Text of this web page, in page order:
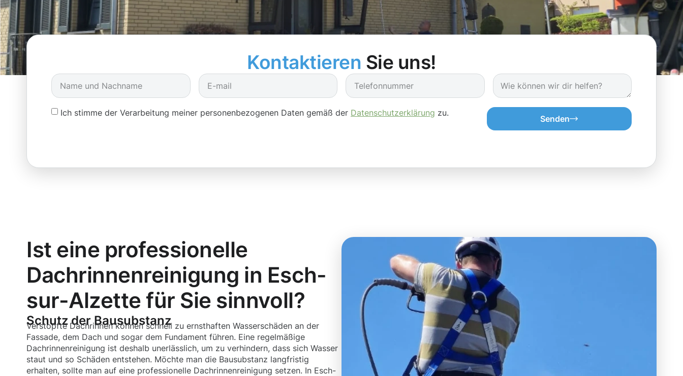
Kontaktieren Sie uns!
Ich stimme der Verarbeitung meiner personenbezogenen Daten gemäß der Datenschutzerklärung zu.
Senden
Ist eine professionelle
Dachrinnenreinigung in Esch-
sur-Alzette für Sie sinnvoll?
Schutz der Bausubstanz
Verstopfte Dachrinnen können schnell zu ernsthaften Wasserschäden an der
Fassade, dem Dach und sogar dem Fundament führen. Eine regelmäßige
Dachrinnenreinigung ist deshalb unerlässlich, um zu verhindern, dass sich Wasser
staut und so Schäden entstehen. Möchte man die Bausubstanz langfristig
erhalten, sollte man auf eine professionelle Dachrinnenreinigung setzen. In Esch-